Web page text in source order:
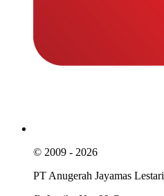
© 2009 - 2026
PT Anugerah Jayamas Lestari